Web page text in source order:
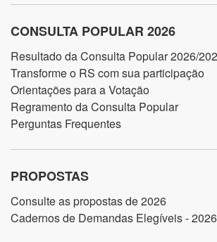
CONSULTA POPULAR 2026
Resultado da Consulta Popular 2026/
Transforme o RS com sua participação
Orientações para a Votação
Regramento da Consulta Popular
Perguntas Frequentes
PROPOSTAS
Consulte as propostas de 2026
Cadernos de Demandas Elegíveis - 2026